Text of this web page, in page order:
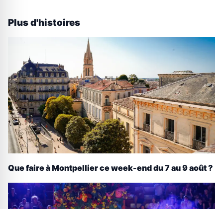
Plus d'histoires
Que faire à Montpellier ce week-end du 7 au 9 août ?